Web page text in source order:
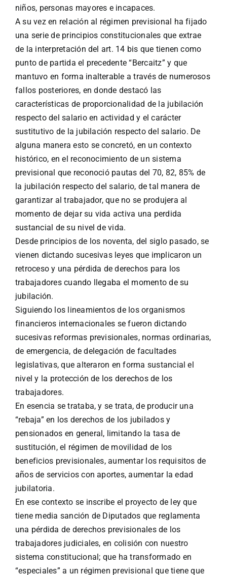
niños, personas mayores e incapaces.
A su vez en relación al régimen previsional ha fijado
una serie de principios constitucionales que extrae
de la interpretación del art. 14 bis que tienen como
punto de partida el precedente “Bercaitz” y que
mantuvo en forma inalterable a través de numerosos
fallos posteriores, en donde destacó las
características de proporcionalidad de la jubilación
respecto del salario en actividad y el carácter
sustitutivo de la jubilación respecto del salario. De
alguna manera esto se concretó, en un contexto
histórico, en el reconocimiento de un sistema
previsional que reconoció pautas del 70, 82, 85% de
la jubilación respecto del salario, de tal manera de
garantizar al trabajador, que no se produjera al
momento de dejar su vida activa una perdida
sustancial de su nivel de vida.
Desde principios de los noventa, del siglo pasado, se
vienen dictando sucesivas leyes que implicaron un
retroceso y una pérdida de derechos para los
trabajadores cuando llegaba el momento de su
jubilación.
Siguiendo los lineamientos de los organismos
financieros internacionales se fueron dictando
sucesivas reformas previsionales, normas ordinarias,
de emergencia, de delegación de facultades
legislativas, que alteraron en forma sustancial el
nivel y la protección de los derechos de los
trabajadores.
En esencia se trataba, y se trata, de producir una
“rebaja” en los derechos de los jubilados y
pensionados en general, limitando la tasa de
sustitución, el régimen de movilidad de los
beneficios previsionales, aumentar los requisitos de
años de servicios con aportes, aumentar la edad
jubilatoria.
En ese contexto se inscribe el proyecto de ley que
tiene media sanción de Diputados que reglamenta
una pérdida de derechos previsionales de los
trabajadores judiciales, en colisión con nuestro
sistema constitucional; que ha transformado en
“especiales” a un régimen previsional que tiene que